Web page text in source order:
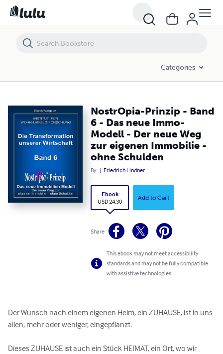
Categories
NostrOpia-Prinzip - Band
6 - Das neue Immo-
Modell - Der neue Weg
zur eigenen Immobilie -
ohne Schulden
By J. Friedrich Lindner
Ebook
USD 24.30
Add to Cart
Share
This ebook may not meet accessibility
standards and may not be fully compatible
with assistive technologies.
Der Wunsch nach einem eigenen Heim, ein ZUHAUSE, ist in uns
allen, mehr oder weniger, eingepflanzt.
Dieses ZUHAUSE ist auch ein Stück HEIMAT, ein Ort, wo wir
NostrOpia-Prinzip - Band 6 - Das neue Immo-Modell - Der neue